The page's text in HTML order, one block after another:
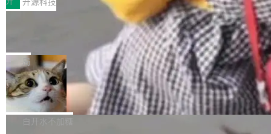
就绪要花数秒。如果未来有十...
ng。 然后，它把邮件往来和 iMessage 聊天记
录全贴了出来。 他发错人了 苹果外部律师 Gabr
iel Gross 来自 Weil 律所，2 月 23 日下午 5:53
给 OpenAI 总法律顾问 Che Chang 发了封邮
件，附了一封长信，要求 OpenAI 配合调查前苹
果员工带走机密信...
用，与鸿蒙电脑上的体验一致。值得一提的是，
这是目前市面上唯一支持平板接入WorkBuddy P
C版的产品，搭载“人机双写”重磅功能——你写
你的，AI写AI的，同屏协作互不干扰。一句话让
AI帮你干活，现在开启全新体验！ 温馨提示：
体验WorkBuddy鸿蒙PC版前，请将 HUAWEI M
atePad Edge 升级至 HarmonyOS 6.1.0.135S
P9 patch03及以上版本。 *升级路径：设置 > 搜
开 开源科技
FFmpeg 9.0 发布：代号“Lei”，以此纪
全球知名开源多媒体框架 FFmpeg 今天正式发
布了 9.0 版本。这个版本除了带来新一代音视频
处理能力和硬件加速支持之外，还有一个特殊之
处：FFmpeg 9.0 的代号是“Lei”。 这个名字，
来自中国开发者雷霄骅（Lei Xiaohua）。 对于
很多中国音视频开发者而言，这个名字并不陌
局
亚马逊成本失控：AI 写代码烧掉 1215
万元，超预算 860%
外媒近日曝光了亚马逊的多份内部报告显示，AI
导致公司在多个项目上超支。《金融时报》报道
白开水不加糖